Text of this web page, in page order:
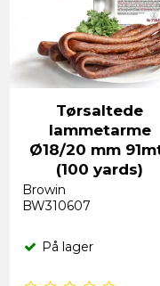
Tørsaltede
lammetarme
Ø18/20 mm
(100 yards)
Browin
BW310607
På lager